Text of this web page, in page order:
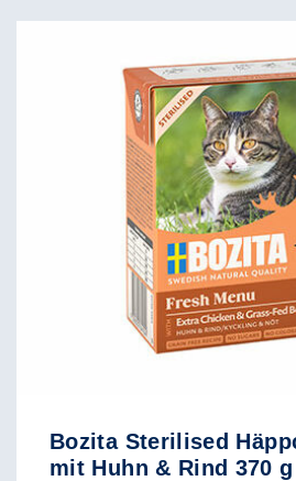
Bozita Sterilised
mit Huhn & Rind 370 g